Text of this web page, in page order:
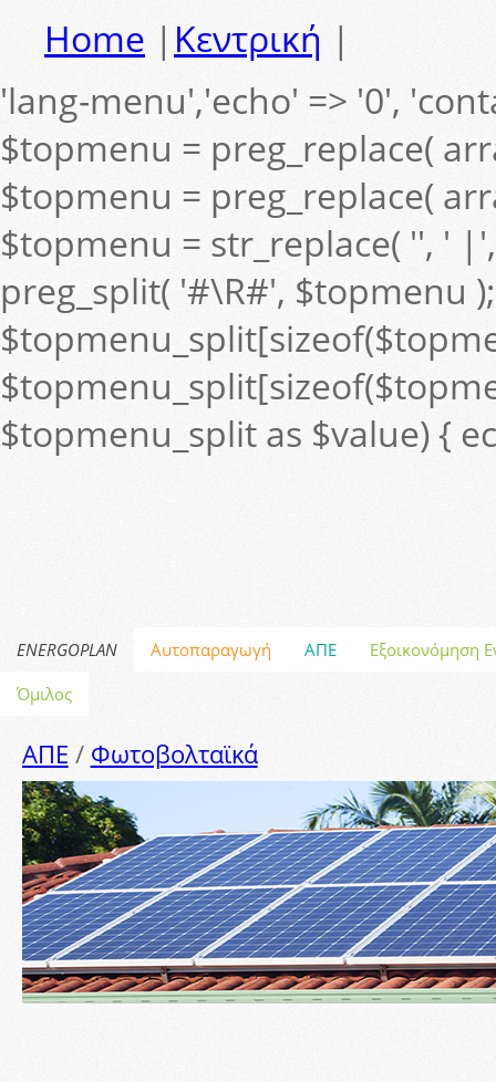
Home | Κεντρική |
'lang-menu','echo' => '0',
$topmenu = preg_replace(
$topmenu = preg_replace(
$topmenu = str_replace( '', '
preg_split( '#\R#', $topmenu );
$topmenu_split as $value) {
ENERGOPLAN Αυτοπαραγωγή ΑΠΕ
Εξοικονόμηση
Όμιλος
ΑΠΕ / Φωτοβολταϊκά